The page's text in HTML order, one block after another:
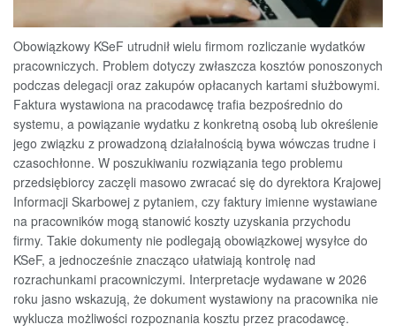
Obowiązkowy KSeF utrudnił wielu firmom rozliczanie wydatków
pracowniczych. Problem dotyczy zwłaszcza kosztów ponoszonych
podczas delegacji oraz zakupów opłacanych kartami służbowymi.
Faktura wystawiona na pracodawcę trafia bezpośrednio do
systemu, a powiązanie wydatku z konkretną osobą lub określenie
jego związku z prowadzoną działalnością bywa wówczas trudne i
czasochłonne. W poszukiwaniu rozwiązania tego problemu
przedsiębiorcy zaczęli masowo zwracać się do dyrektora Krajowej
Informacji Skarbowej z pytaniem, czy faktury imienne wystawiane
na pracowników mogą stanowić koszty uzyskania przychodu
firmy. Takie dokumenty nie podlegają obowiązkowej wysyłce do
KSeF, a jednocześnie znacząco ułatwiają kontrolę nad
rozrachunkami pracowniczymi. Interpretacje wydawane w 2026
roku jasno wskazują, że dokument wystawiony na pracownika nie
wyklucza możliwości rozpoznania kosztu przez pracodawcę.